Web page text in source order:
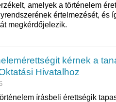
amelyek a történelem
értelmezését, és
megkérdőjelezik.
kérnek a
Hivatalhoz
írásbeli érettségik